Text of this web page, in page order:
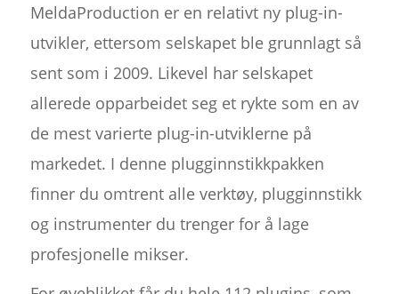
MeldaProduction er en relativt ny plug-in-
utvikler, ettersom selskapet ble grunnlagt så
sent som i 2009. Likevel har selskapet
allerede opparbeidet seg et rykte som en av
de mest varierte plug-in-utviklerne på
markedet. I denne plugginnstikkpakken
finner du omtrent alle verktøy, plugginnstikk
og instrumenter du trenger for å lage
profesjonelle mikser.